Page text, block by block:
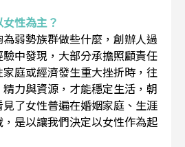
性為主？
弱勢族群做些什麼，創辦人過
中發現，大部分承擔照顧責任
庭或經濟發生重大挫折時，往
力與資源，才能穩定生活，朝
了女性普遍在婚姻家庭、生涯
是以讓我們決定以女性作為起